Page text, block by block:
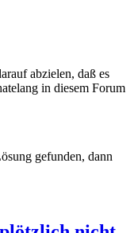
abzielen, daß es
in diesem Forum
gefunden, dann